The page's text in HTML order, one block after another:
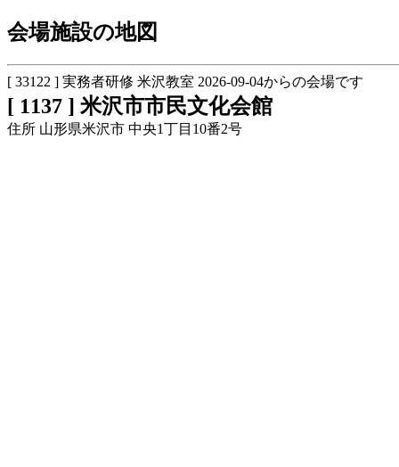
会場施設の地図
[ 33122 ] 実務者研修 米沢教室 2026-09-04からの会場です
[ 1137 ] 米沢市市民文化会館
住所 山形県米沢市 中央1丁目10番2号